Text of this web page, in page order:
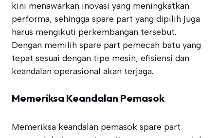
kini menawarkan inovasi yang meningkatkan
performa, sehingga spare part yang dipilih juga
harus mengikuti perkembangan tersebut.
Dengan memilih spare part pemecah batu yang
tepat sesuai dengan tipe mesin, efisiensi dan
keandalan operasional akan terjaga.
Memeriksa Keandalan Pemasok
Memeriksa keandalan pemasok spare part